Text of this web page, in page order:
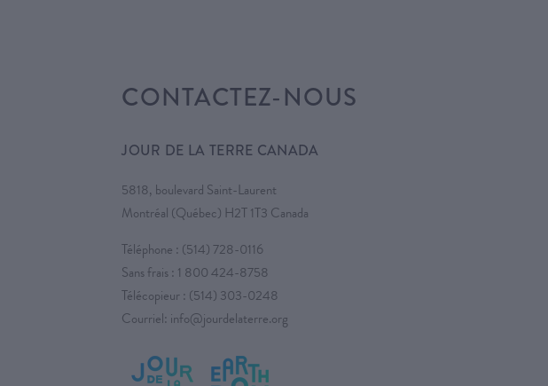
CONTACTEZ-NOUS
JOUR DE LA TERRE CANADA
5818, boulevard Saint-Laurent
Montréal (Québec) H2T 1T3 Canada
Téléphone : (514) 728-0116
Sans frais : 1 800 424-8758
Télécopieur : (514) 303-0248
Courriel: info@jourdelaterre.org